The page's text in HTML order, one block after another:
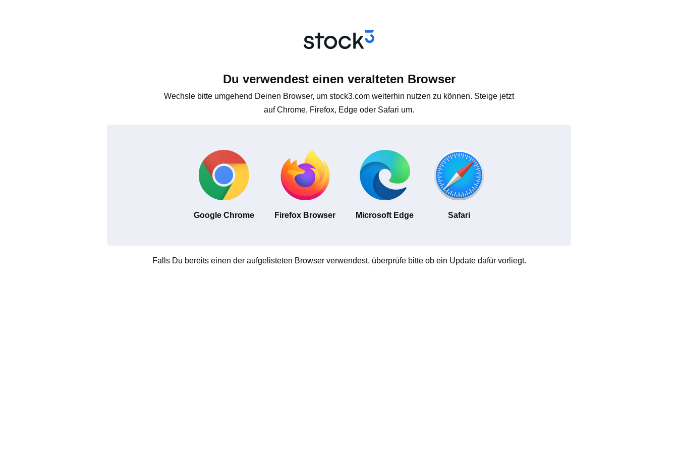
Du verwendest einen veralteten Browser
Wechsle bitte umgehend Deinen Browser, um stock3.com weiterhin nutzen zu können. Steige jetzt
auf Chrome, Firefox, Edge oder Safari um.
Google Chrome Firefox Browser Microsoft Edge Safari
Falls Du bereits einen der aufgelisteten Browser verwendest, überprüfe bitte ob ein Update dafür vorliegt.